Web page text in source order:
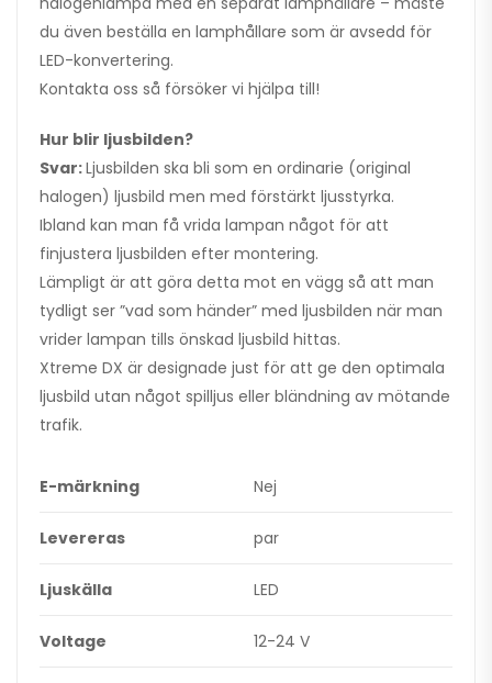
du även beställa en lamphållare som är avsedd för
LED-konvertering.
Kontakta oss så försöker vi hjälpa till!
Hur blir ljusbilden?
Svar:Ljusbilden ska bli som en ordinarie (original
halogen) ljusbild men med förstärkt ljusstyrka.
Ibland kan man få vrida lampan något för att
finjustera ljusbilden efter montering.
Lämpligt är att göra detta mot en vägg så att man
tydligt ser ”vad som händer” med ljusbilden när man
vrider lampan tills önskad ljusbild hittas.
Xtreme DX är designade just för att ge den optimala
ljusbild utan något spilljus eller bländning av mötande
trafik.
E-märkning Nej
Levereras par
Ljuskälla LED
Voltage 12-24 V